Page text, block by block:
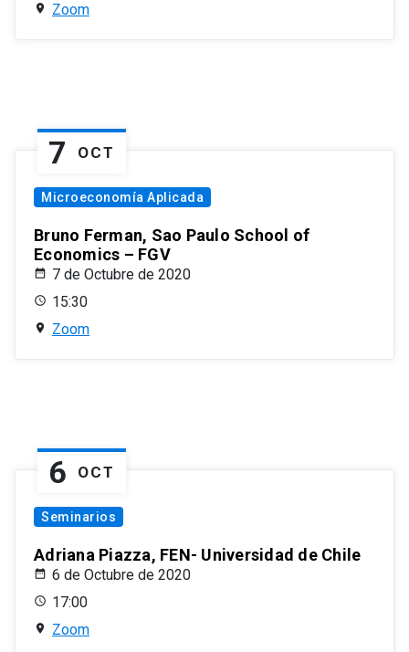
Zoom
7 OCT
Microeconomía Aplicada
Bruno Ferman, Sao Paulo School of
Economics – FGV
7 de Octubre de 2020
15:30
Zoom
6 OCT
Seminarios
Adriana Piazza, FEN- Universidad de Chile
6 de Octubre de 2020
17:00
Zoom